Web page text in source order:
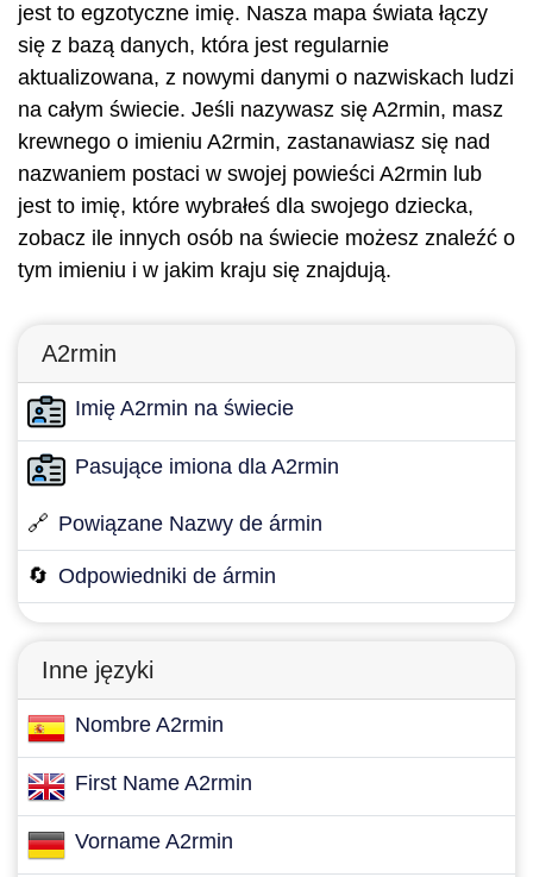
jest to egzotyczne imię. Nasza mapa świata łączy
się z bazą danych, która jest regularnie
aktualizowana, z nowymi danymi o nazwiskach ludzi
na całym świecie. Jeśli nazywasz się A2rmin, masz
krewnego o imieniu A2rmin, zastanawiasz się nad
nazwaniem postaci w swojej powieści A2rmin lub
jest to imię, które wybrałeś dla swojego dziecka,
zobacz ile innych osób na świecie możesz znaleźć o
tym imieniu i w jakim kraju się znajdują.
A2rmin
Imię A2rmin na świecie
Pasujące imiona dla A2rmin
🔗 Powiązane Nazwy de ármin
🔄 Odpowiedniki de ármin
Inne języki
Nombre A2rmin
First Name A2rmin
Vorname A2rmin